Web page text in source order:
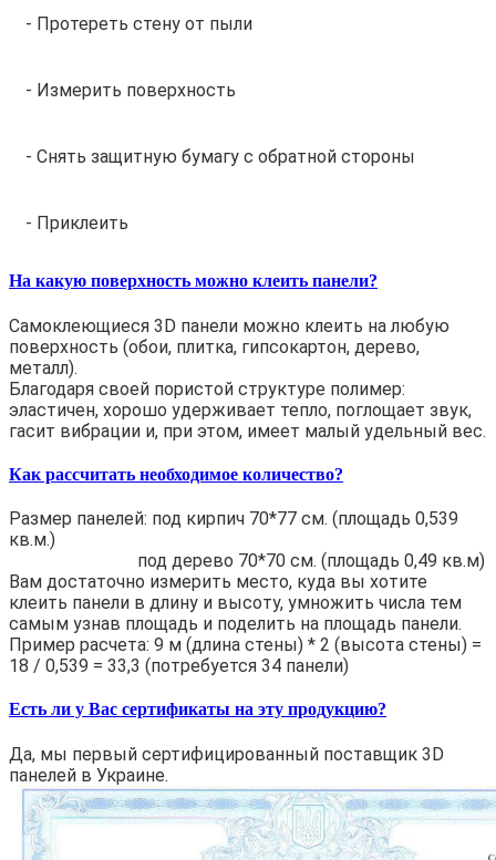
- Протереть стену от пыли
- Измерить поверхность
- Снять защитную бумагу с обратной стороны
- Приклеить
На какую поверхность можно клеить панели?
Самоклеющиеся 3D панели можно клеить на любую
поверхность (обои, плитка, гипсокартон, дерево,
металл).
Благодаря своей пористой структуре полимер:
эластичен, хорошо удерживает тепло, поглощает звук,
гасит вибрации и, при этом, имеет малый удельный вес.
Как рассчитать необходимое количество?
Размер панелей: под кирпич 70*77 см. (площадь 0,539
кв.м.)
под дерево 70*70 см. (площадь 0,49 кв.м)
Вам достаточно измерить место, куда вы хотите
клеить панели в длину и высоту, умножить числа тем
самым узнав площадь и поделить на площадь панели.
Пример расчета: 9 м (длина стены) * 2 (высота стены) =
18 / 0,539 = 33,3 (потребуется 34 панели)
Есть ли у Вас сертификаты на эту продукцию?
Да, мы первый сертифицированный поставщик 3D
панелей в Украине.